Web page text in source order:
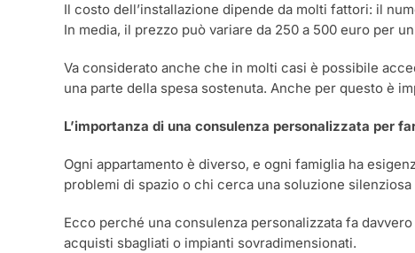
Il costo dell’installazione dipende da molti fattori: il
In media, il prezzo può variare da 250 a 500 euro per
Va considerato anche che in molti casi è possibile
una parte della spesa sostenuta. Anche per questo è
L’importanza di una consulenza personalizzata per
Ogni appartamento è diverso, e ogni famiglia ha
problemi di spazio o chi cerca una soluzione
Ecco perché una consulenza personalizzata fa
acquisti sbagliati o impianti sovradimensionati.